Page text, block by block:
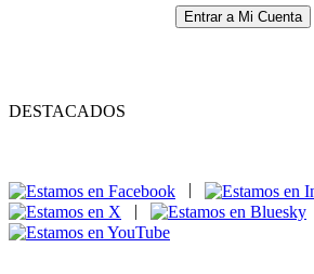
Entrar a Mi Cuenta
DESTACADOS
|